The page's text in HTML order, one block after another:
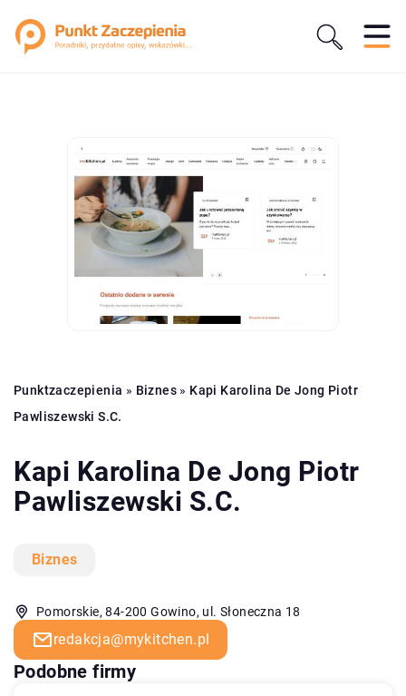
Punktzaczepienia » Biznes » Kapi Karolina De Jong Piotr
Pawliszewski S.C.
Kapi Karolina De Jong Piotr
Pawliszewski S.C.
Biznes
Pomorskie, 84-200 Gowino, ul. Słoneczna 18
redakcja@mykitchen.pl
Podobne firmy